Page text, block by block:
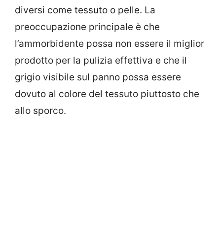
diversi come tessuto o pelle. La
preoccupazione principale è che
l’ammorbidente possa non essere il miglior
prodotto per la pulizia effettiva e che il
grigio visibile sul panno possa essere
dovuto al colore del tessuto piuttosto che
allo sporco.